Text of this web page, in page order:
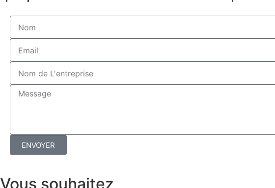
ENVOYER
Vous souhaitez